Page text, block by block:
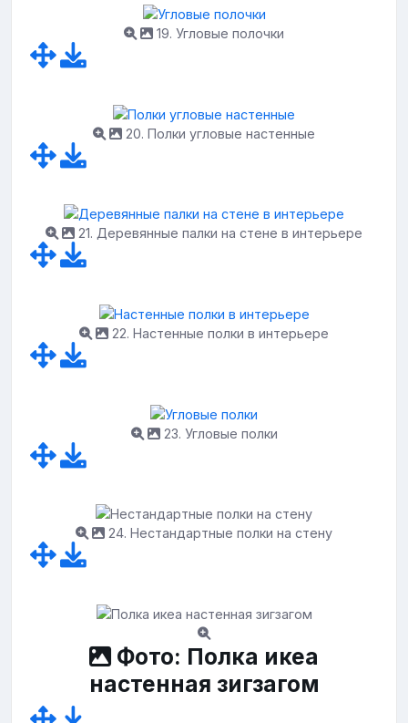
19. Угловые полочки
20. Полки угловые настенные
21. Деревянные палки на стене в интерьере
22. Настенные полки в интерьере
23. Угловые полки
24. Нестандартные полки на стену
Фото: Полка икеа
настенная зигзагом